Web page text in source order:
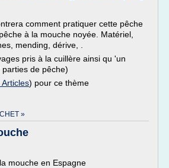
comment pratiquer cette pêche
à la mouche noyée. Matériel,
mending, dérive, .
pris à la cuillère ainsi qu 'un
de pêche)
Articles) pour ce thème
»
mouche en Espagne